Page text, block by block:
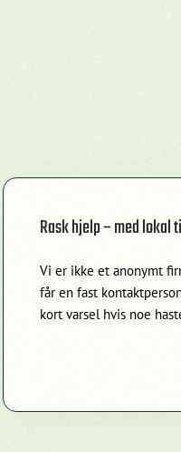
Rask hjelp – med
Vi er ikke et anonymt
får en fast
kort varsel hvis noe